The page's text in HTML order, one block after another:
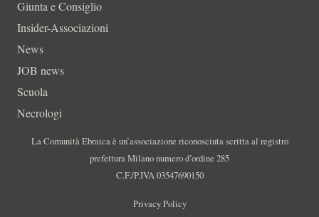
Giunta e Consiglio
Insider-Associazioni
News
JOB news
Scuola
Necrologi
La Comunità Ebraica è un’associazione riconosciuta scritta al registro
prefettura Milano numero d’ordine 285
C.F./P.IVA 03547690150
Privacy Policy